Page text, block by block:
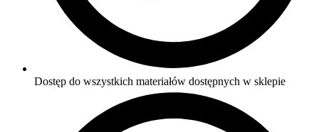
Dostęp do wszystkich materiałów dostępnych w sklepie